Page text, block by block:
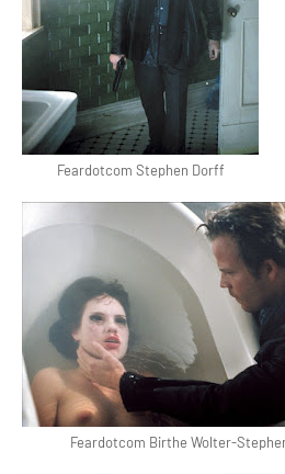
Feardotcom Stephen Dorff
Feardotcom Birthe Wolter-